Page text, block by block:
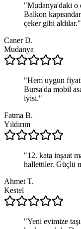
"Mudanya'daki o
Balkon
çeker gibi aldılar."
Caner D.
Mudanya
"Hem uygun
Bursa'da mobil
iyisi."
Fatma B.
Yıldırım
"12. kata inşaat
hallettiler. Güçlü
Ahmet T.
Kestel
"Yeni evimize